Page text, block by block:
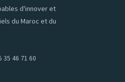
ou de
pédagogique et
au renforcement des liens
;
la qualité, la transparence
engagés.
d'innover et
du Maroc et du
35 46 71 60